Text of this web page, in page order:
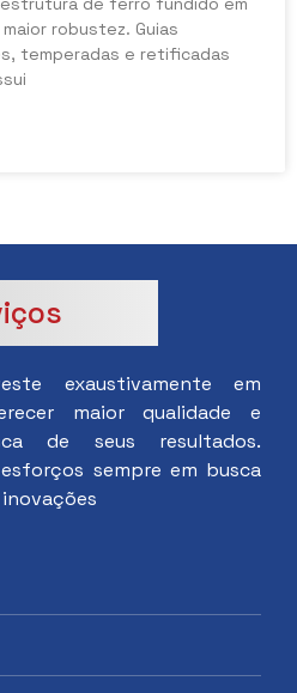
robustez. Guias
temperadas e retificadas
exaustivamente em
maior qualidade e
de seus resultados.
sempre em busca